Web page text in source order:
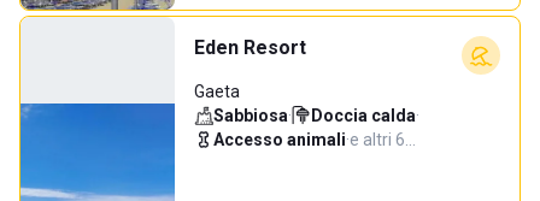
Eden Resort
Gaeta
Sabbiosa· Doccia calda·
Accesso animali·e altri 6…